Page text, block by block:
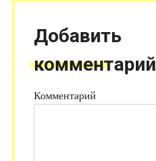
Добавить
комментарий
Комментарий